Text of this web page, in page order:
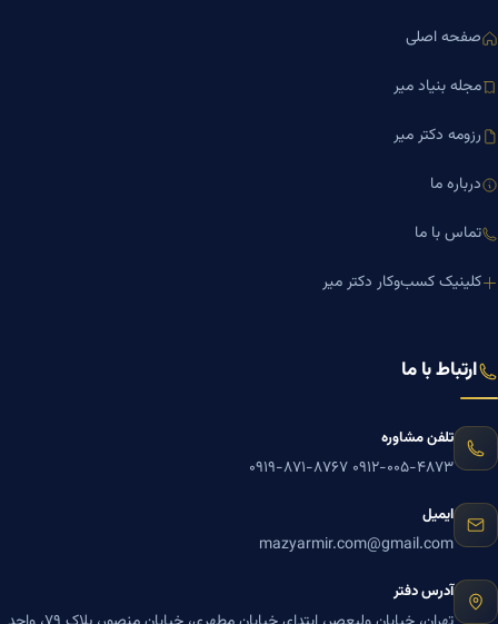
صفحه اصلی
مجله بنیاد میر
رزومه دکتر میر
درباره ما
تماس با ما
کلینیک کسب‌وکار دکتر میر
ارتباط با ما
تلفن مشاوره
۰۹۱۲-۰۰۵-۴۸۷۳ ۰۹۱۹-۸۷۱-۸۷۶۷
ایمیل
mazyarmir.com@gmail.com
آدرس دفتر